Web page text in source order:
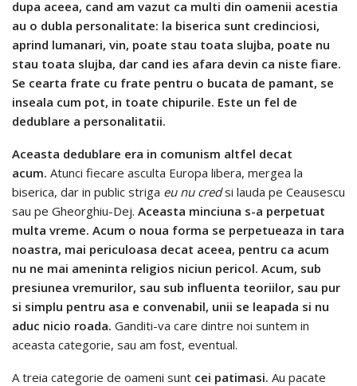
dupa aceea, cand am vazut ca multi din oamenii acestia
au o dubla personalitate: la biserica sunt credinciosi,
aprind lumanari, vin, poate stau toata slujba, poate nu
stau toata slujba, dar cand ies afara devin ca niste fiare.
Se cearta frate cu frate pentru o bucata de pamant, se
inseala cum pot, in toate chipurile. Este un fel de
dedublare a personalitatii.
Aceasta dedublare era in comunism altfel decat
acum. Atunci fiecare asculta Europa libera, mergea la
biserica, dar in public striga eu nu credsi lauda pe Ceausescu
sau pe Gheorghiu-Dej. Aceasta minciuna s-a perpetuat
multa vreme. Acum o noua forma se perpetueaza in tara
noastra, mai periculoasa decat aceea, pentru ca acum
nu ne mai ameninta religios niciun pericol. Acum, sub
presiunea vremurilor, sau sub influenta teoriilor, sau pur
si simplu pentru asa e convenabil, unii se leapada si nu
aduc nicio roada. Ganditi-va care dintre noi suntem in
aceasta categorie, sau am fost, eventual.
A treia categorie de oameni sunt cei patimasi. Au pacate